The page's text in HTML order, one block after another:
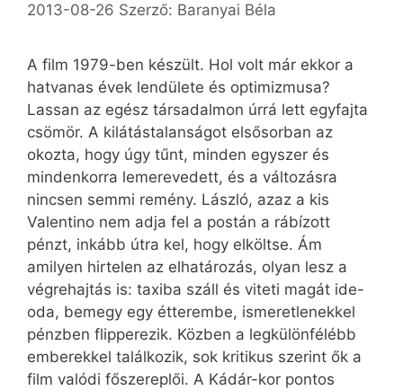
2013-08-26 Szerző: Baranyai Béla
A film 1979-ben készült. Hol volt már ekkor a
hatvanas évek lendülete és optimizmusa?
Lassan az egész társadalmon úrrá lett egyfajta
csömör. A kilátástalanságot elsősorban az
okozta, hogy úgy tűnt, minden egyszer és
mindenkorra lemerevedett, és a változásra
nincsen semmi remény. László, azaz a kis
Valentino nem adja fel a postán a rábízott
pénzt, inkább útra kel, hogy elköltse. Ám
amilyen hirtelen az elhatározás, olyan lesz a
végrehajtás is: taxiba száll és viteti magát ide-
oda, bemegy egy étterembe, ismeretlenekkel
pénzben flipperezik. Közben a legkülönfélébb
emberekkel találkozik, sok kritikus szerint ők a
film valódi főszereplői. A Kádár-kor pontos